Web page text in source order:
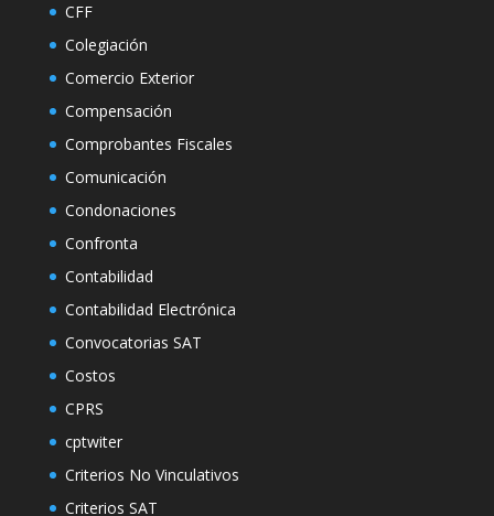
CFF
Colegiación
Comercio Exterior
Compensación
Comprobantes Fiscales
Comunicación
Condonaciones
Confronta
Contabilidad
Contabilidad Electrónica
Convocatorias SAT
Costos
CPRS
cptwiter
Criterios No Vinculativos
Criterios SAT